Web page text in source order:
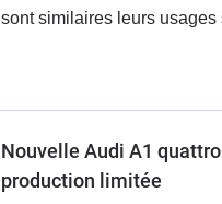
sont similaires leurs usages
Nouvelle Audi A1
production limitée